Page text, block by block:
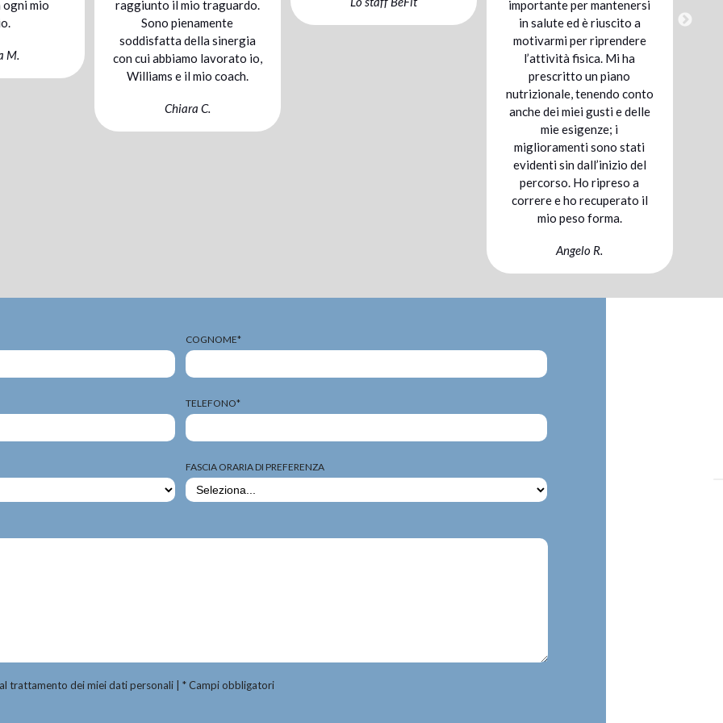
il mio traguardo.
pienamente
lavorato io,
e il mio coach.
importante per mantenersi
in salute ed è riuscito a
ma grazie al suo aiuto è
stato più semplice e
“gustoso” del previsto.
Assolutamente consigliato.
Anna B.
COGNOME*
TELEFONO*
FASCIA ORARIA DI PREFERENZA
trattamento dei miei dati personali | * Campi obbligatori